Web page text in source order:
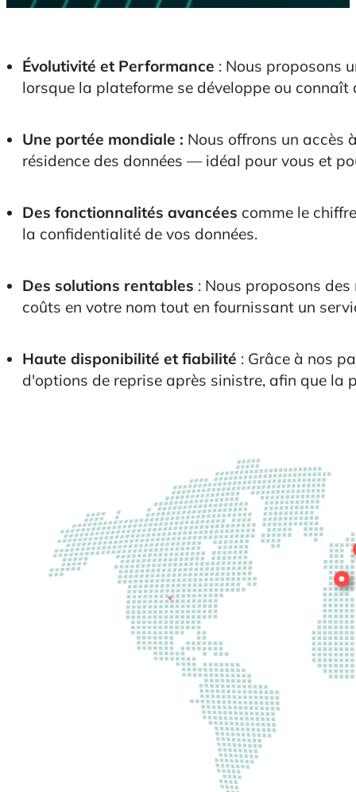
Évolutivité et Performance : Nous proposons
lorsque la plateforme se développe ou connaît
Une portée mondiale : Nous offrons un accès
résidence des données — idéal pour vous et
Des fonctionnalités avancées comme le
la confidentialité de vos données.
Des solutions rentables : Nous proposons
coûts en votre nom tout en fournissant un
Haute disponibilité et fiabilité : Grâce à nos
d'options de reprise après sinistre, afin que la